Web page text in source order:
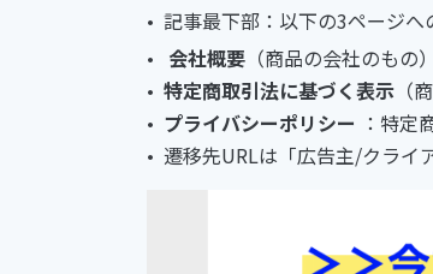
記事最下部：以下の3ページ
会社概要 （商品の会社のもの
特定商取引法に基づく表示 （
プライバシーポリシー ：特定
遷移先URLは「広告主/クライ